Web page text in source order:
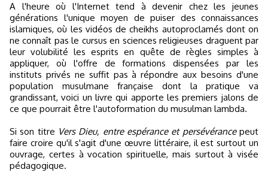
A l'heure où l'Internet tend à devenir chez les jeunes
générations l'unique moyen de puiser des connaissances
islamiques, où les vidéos de cheikhs autoproclamés dont on
ne connaît pas le cursus en sciences religieuses draguent par
leur volubilité les esprits en quête de règles simples à
appliquer, où l'offre de formations dispensées par les
instituts privés ne suffit pas à répondre aux besoins d'une
population musulmane française dont la pratique va
grandissant, voici un livre qui apporte les premiers jalons de
ce que pourrait être l'autoformation du musulman lambda.
Si son titre Vers Dieu, entre espérance et persévérancepeut
faire croire qu'il s'agit d'une œuvre littéraire, il est surtout un
ouvrage, certes à vocation spirituelle, mais surtout à visée
pédagogique.